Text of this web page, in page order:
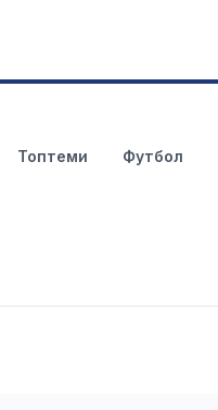
Топтеми Футбол